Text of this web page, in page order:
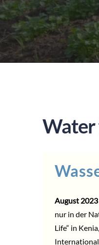
Water
August 2023
nur in der
Life“ in
International